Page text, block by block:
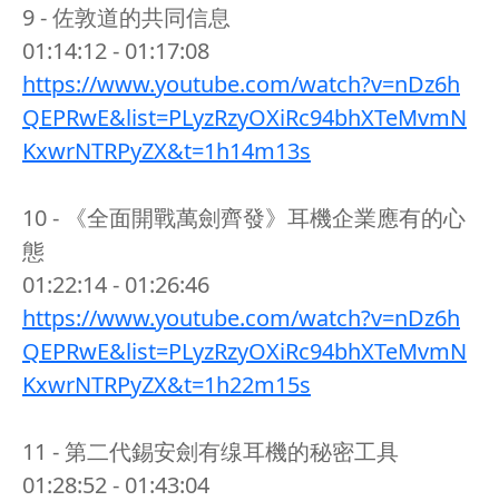
9 - 佐敦道的共同信息
01:14:12 - 01:17:08
https://www.youtube.com/watch?v=nDz6h
QEPRwE&list=PLyzRzyOXiRc94bhXTeMvmN
KxwrNTRPyZX&t=1h14m13s
10 - 《全面開戰萬劍齊發》耳機企業應有的心
態
01:22:14 - 01:26:46
https://www.youtube.com/watch?v=nDz6h
QEPRwE&list=PLyzRzyOXiRc94bhXTeMvmN
KxwrNTRPyZX&t=1h22m15s
11 - 第二代錫安劍有缐耳機的秘密工具
01:28:52 - 01:43:04